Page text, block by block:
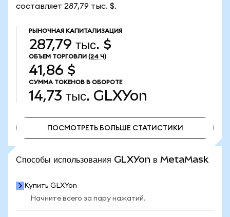
составляет 287,79 тыс. $.
РЫНОЧНАЯ КАПИТАЛИЗАЦИЯ
287,79 тыс. $
ОБЪЕМ ТОРГОВЛИ (24 Ч)
41,86 $
СУММА ТОКЕНОВ В ОБОРОТЕ
14,73 тыс. GLXYon
ПОСМОТРЕТЬ БОЛЬШЕ СТАТИСТИКИ
Способы использования GLXYon в MetaMask
Купить GLXYon
Начните всего за пару нажатий.